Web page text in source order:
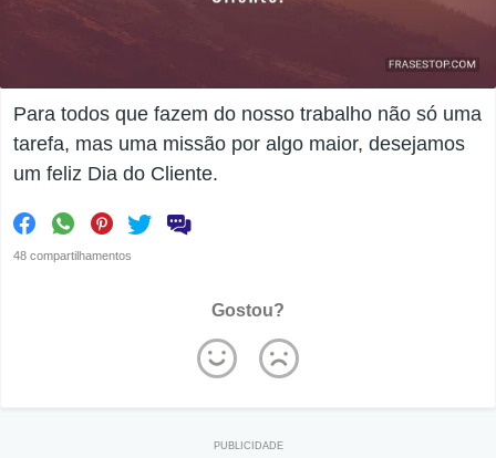
Para todos que fazem do nosso trabalho não só uma
tarefa, mas uma missão por algo maior, desejamos
um feliz Dia do Cliente.
48 compartilhamentos
Gostou?